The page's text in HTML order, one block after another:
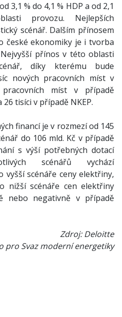
3,1 % do 4,1 % HDP a od 2,1
provozu. Nejlepších
scénář. Dalším přínosem
české ekonomiky je i tvorba
přínos v této oblasti
díky kterému bude
nových pracovních míst v
míst v případě
tisíci v případě NKEP.
financí je v rozmezí od 145
do 106 mld. Kč v případě
s výší potřebných dotací
scénářů vychází
vyšší scénáře ceny elektřiny,
nižší scénáře cen elektřiny
nebo negativně v případě
Zdroj: Deloitte
pro Svaz moderní energetiky